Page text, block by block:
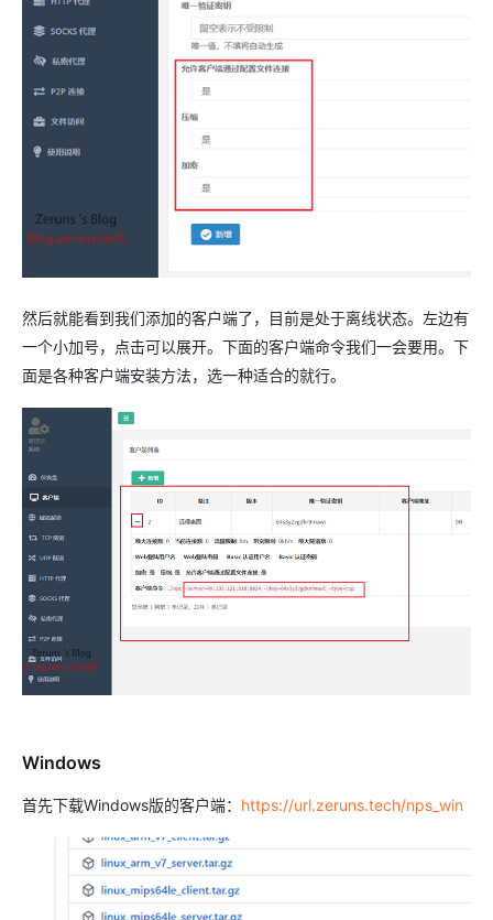
然后就能看到我们添加的客户端了，目前是处于离线状态。左边有
一个小加号，点击可以展开。下面的客户端命令我们一会要用。下
面是各种客户端安装方法，选一种适合的就行。
Windows
首先下载Windows版的客户端： https://url.zeruns.tech/nps_win